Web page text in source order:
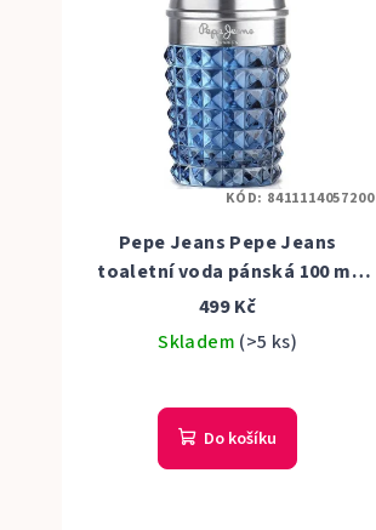
Pepe Jeans Pepe Jeans
toaletní voda pánská 100 ml
tester
499 Kč
Skladem (>5 ks)
Do košíku
KÓD: 8411114057200